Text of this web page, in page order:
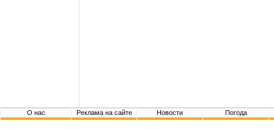
О нас Реклама на сайте Новости Погода